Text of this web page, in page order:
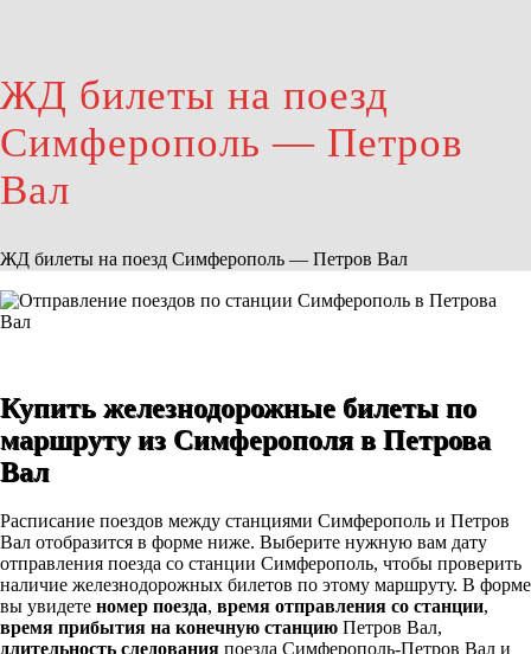
ЖД билеты на поезд
Симферополь — Петров
Вал
ЖД билеты на поезд Симферополь — Петров Вал
Купить железнодорожные билеты по
маршруту из Симферополя в Петрова
Вал
Расписание поездов между станциями Симферополь и Петров
Вал отобразится в форме ниже. Выберите нужную вам дату
отправления поезда со станции Симферополь, чтобы проверить
наличие железнодорожных билетов по этому маршруту. В форме
вы увидете номер поезда, время отправления со станции,
время прибытия на конечную станцию Петров Вал,
длительность следования поезда Симферополь-Петров Вал и